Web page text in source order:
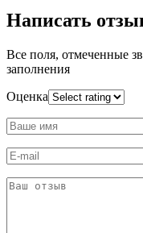
Написать
Все поля, отмеченные
заполнения
Оценка